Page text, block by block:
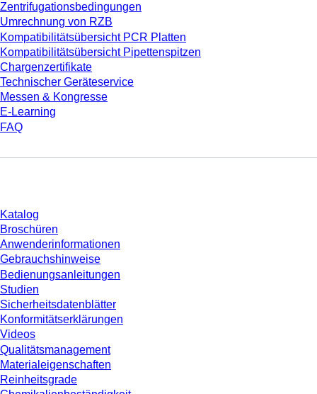
Zentrifugationsbedingungen
Umrechnung von RZB
Kompatibilitätsübersicht PCR Platten
Kompatibilitätsübersicht Pipettenspitzen
Chargenzertifikate
Technischer Geräteservice
Messen & Kongresse
E-Learning
FAQ
Katalog
Broschüren
Anwenderinformationen
Gebrauchshinweise
Bedienungsanleitungen
Studien
Sicherheitsdatenblätter
Konformitätserklärungen
Videos
Qualitätsmanagement
Materialeigenschaften
Reinheitsgrade